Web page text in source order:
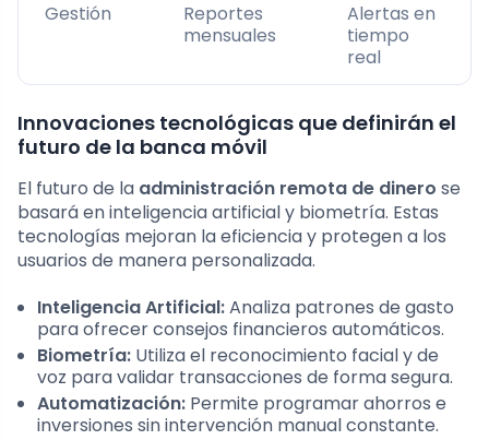
Gestión
Reportes
mensuales
Alertas en
tiempo
real
Innovaciones tecnológicas que definirán el
futuro de la banca móvil
El futuro de la administración remota de dinero se
basará en inteligencia artificial y biometría. Estas
tecnologías mejoran la eficiencia y protegen a los
usuarios de manera personalizada.
Inteligencia Artificial:Analiza patrones de gasto
para ofrecer consejos financieros automáticos.
Biometría: Utiliza el reconocimiento facial y de
voz para validar transacciones de forma segura.
Automatización: Permite programar ahorros e
inversiones sin intervención manual constante.